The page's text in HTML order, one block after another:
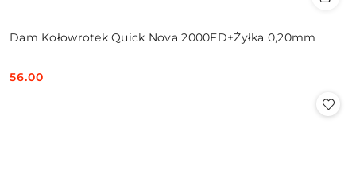
Dam Kołowrotek Quick Nova 2000FD+Żyłka 0,20mm
Cena:
56.00